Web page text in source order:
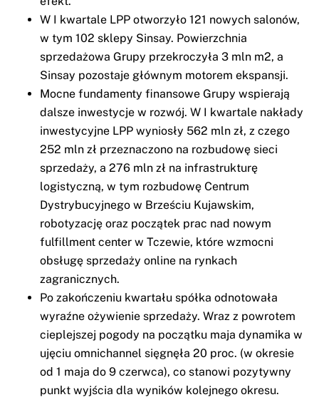
W I kwartale LPP otworzyło 121 nowych salonów,
w tym 102 sklepy Sinsay. Powierzchnia
sprzedażowa Grupy przekroczyła 3 mln m2, a
Sinsay pozostaje głównym motorem ekspansji.
Mocne fundamenty finansowe Grupy wspierają
dalsze inwestycje w rozwój. W I kwartale nakłady
inwestycyjne LPP wyniosły 562 mln zł, z czego
252 mln zł przeznaczono na rozbudowę sieci
sprzedaży, a 276 mln zł na infrastrukturę
logistyczną, w tym rozbudowę Centrum
Dystrybucyjnego w Brześciu Kujawskim,
robotyzację oraz początek prac nad nowym
fulfillment center w Tczewie, które wzmocni
obsługę sprzedaży online na rynkach
zagranicznych.
Po zakończeniu kwartału spółka odnotowała
wyraźne ożywienie sprzedaży. Wraz z powrotem
cieplejszej pogody na początku maja dynamika w
ujęciu omnichannel sięgnęła 20 proc. (w okresie
od 1 maja do 9 czerwca), co stanowi pozytywny
punkt wyjścia dla wyników kolejnego okresu.